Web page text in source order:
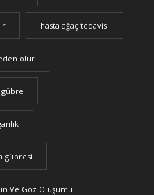
hasta ağaç tedavisi
olur
gübresi
Ve Göz Oluşumu